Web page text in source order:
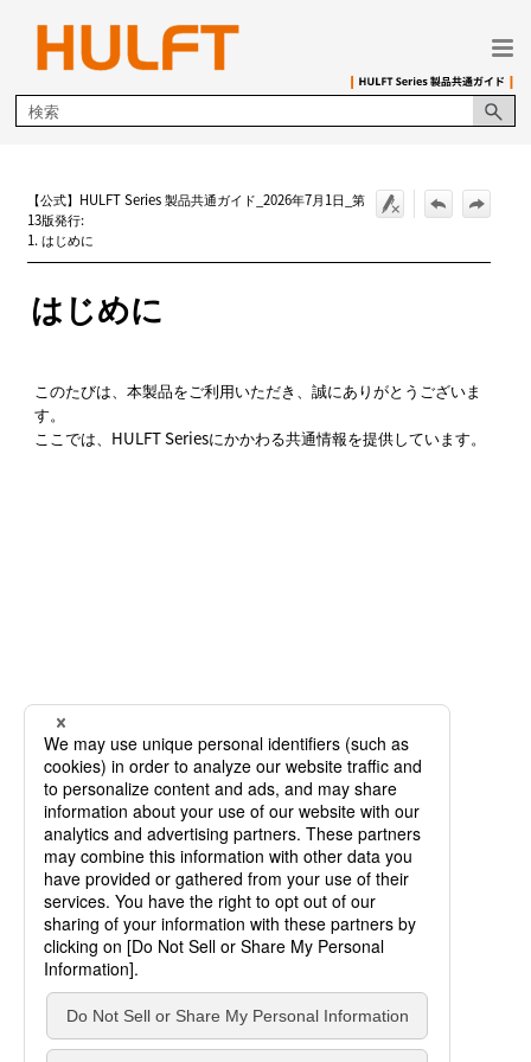
メイン コンテンツにスキップ
【公式】HULFT Series 製品共通ガイド_2026年7月1日_第
13版発行:
1. はじめに
はじめに
このたびは、本製品をご利用いただき、誠にありがとうございま
す。
ここでは、HULFT Seriesにかかわる共通情報を提供しています。